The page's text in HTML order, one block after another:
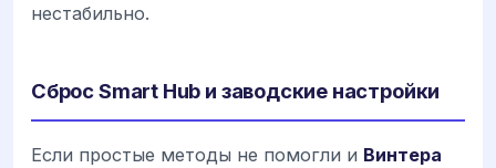
нестабильно.
Сброс Smart Hub и заводские настройки
Если простые методы не помогли и Винтера